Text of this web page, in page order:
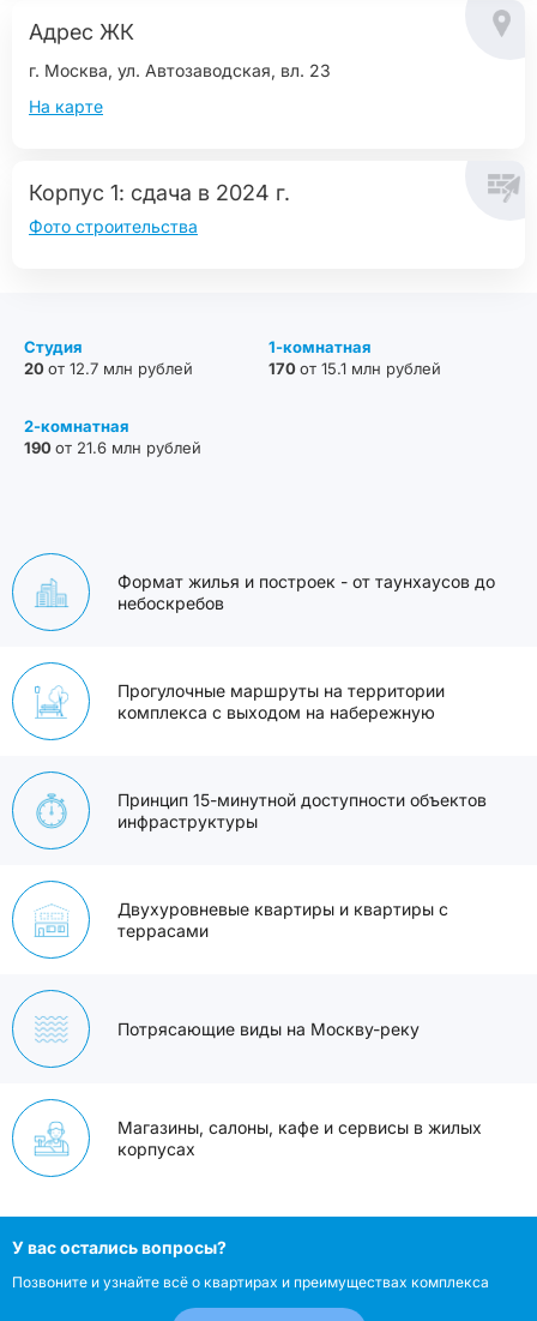
Адрес ЖК
г. Москва, ул. Автозаводская, вл. 23
На карте
Корпус 1: сдача в 2024 г.
Фото строительства
Студия
20от 12.7 млн рублей
1-комнатная
170от 15.1 млн рублей
2-комнатная
190от 21.6 млн рублей
Формат жилья и построек - от таунхаусов до
небоскребов
Прогулочные маршруты на территории
комплекса с выходом на набережную
Принцип 15-минутной доступности объектов
инфраструктуры
Двухуровневые квартиры и квартиры с
террасами
Потрясающие виды на Москву-реку
Магазины, салоны, кафе и сервисы в жилых
корпусах
У вас остались вопросы?
Позвоните и узнайте всё о квартирах и преимуществах комплекса